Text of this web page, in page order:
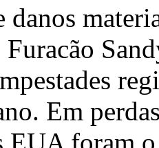
danos
Em